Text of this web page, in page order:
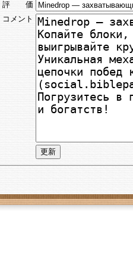
評 価
コメント